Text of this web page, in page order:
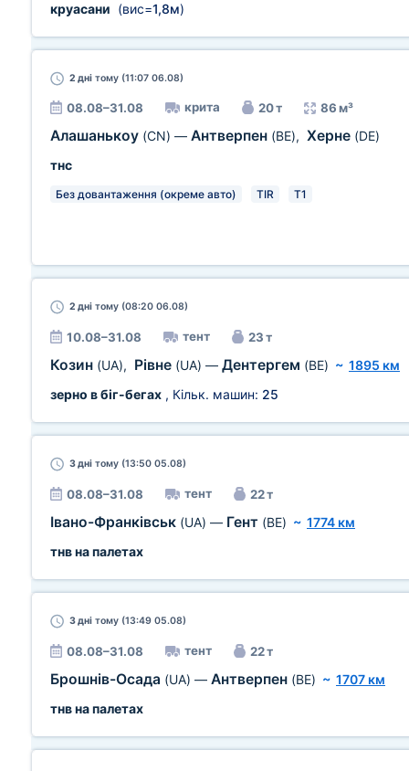
круасани (вис=1,8м)
2 дні тому (11:07 06.08)
08.08–31.08 крита 20 т 86 м³
Алашанькоу (CN) — Антверпен (BE), Херне (DE)
тнс
Без довантаження (окреме авто) TIR T1
2 дні тому (08:20 06.08)
10.08–31.08 тент 23 т
Козин (UA), Рівне (UA) — Дентергем (BE) ~ 1895 км
зерно в біг-бегах , Кільк. машин: 25
3 дні тому (13:50 05.08)
08.08–31.08 тент 22 т
Івано-Франківськ (UA) — Гент (BE) ~ 1774 км
тнв на палетах
3 дні тому (13:49 05.08)
08.08–31.08 тент 22 т
Брошнів-Осада (UA) — Антверпен (BE) ~ 1707 км
тнв на палетах